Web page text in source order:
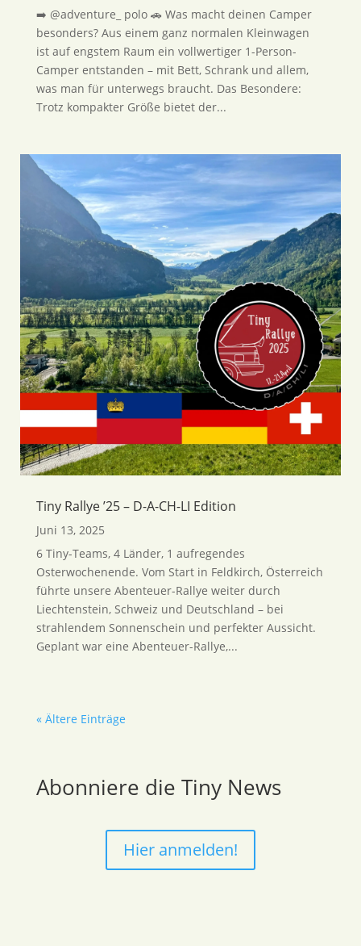
➡️ @adventure_ polo 🚗 Was macht deinen Camper
besonders? Aus einem ganz normalen Kleinwagen
ist auf engstem Raum ein vollwertiger 1-Person-
Camper entstanden – mit Bett, Schrank und allem,
was man für unterwegs braucht. Das Besondere:
Trotz kompakter Größe bietet der...
Tiny Rallye ’25 – D-A-CH-LI Edition
Juni 13, 2025
6 Tiny-Teams, 4 Länder, 1 aufregendes
Osterwochenende. Vom Start in Feldkirch, Österreich
führte unsere Abenteuer-Rallye weiter durch
Liechtenstein, Schweiz und Deutschland – bei
strahlendem Sonnenschein und perfekter Aussicht.
Geplant war eine Abenteuer-Rallye,...
« Ältere Einträge
Abonniere die Tiny News
Hier anmelden!